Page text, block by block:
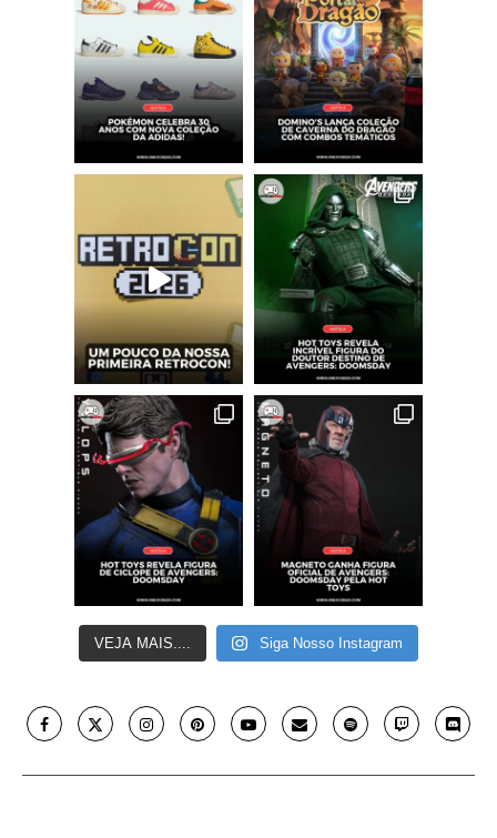
VEJA MAIS.... Siga Nosso Instagram